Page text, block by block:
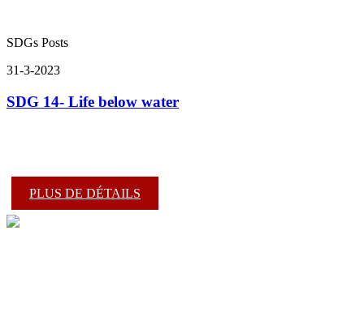
SDGs Posts
31-3-2023
SDG 14- Life below water
PLUS DE DÉTAILS